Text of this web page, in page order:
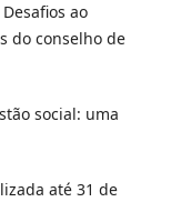
ao
do conselho de
social: uma
até 31 de